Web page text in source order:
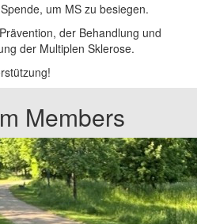
um MS zu besiegen.
der Behandlung und
der Multiplen Sklerose.
Members